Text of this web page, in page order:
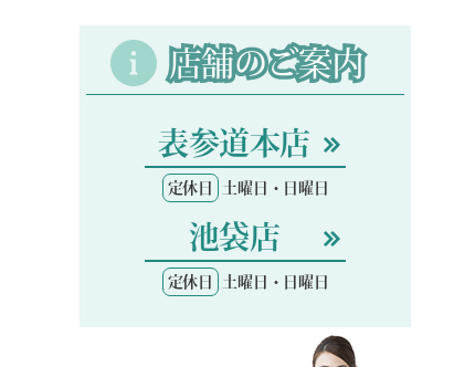
店舗のご案内
表参道本店
定休日 土曜日・日曜日
池袋店
定休日 土曜日・日曜日